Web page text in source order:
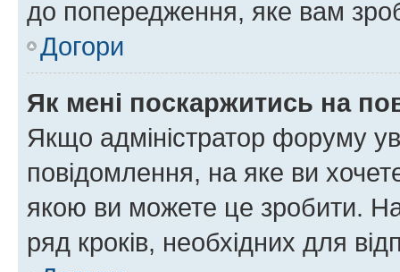
до попередження, яке вам
Догори
Як мені поскаржитись на
Якщо адміністратор форуму
повідомлення, на яке ви
якою ви можете це зробити.
ряд кроків, необхідних для